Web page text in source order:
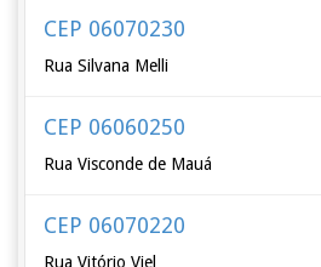
CEP 06070230
Rua Silvana Melli
CEP 06060250
Rua Visconde de Mauá
CEP 06070220
Rua Vitório Viel